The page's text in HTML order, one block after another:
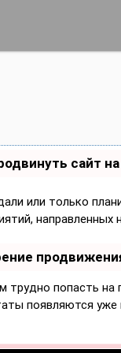
сайт
или только
направленных
трудно попасть на
появляются уже